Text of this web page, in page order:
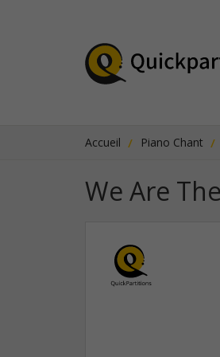
Accueil Piano Chant
We Are